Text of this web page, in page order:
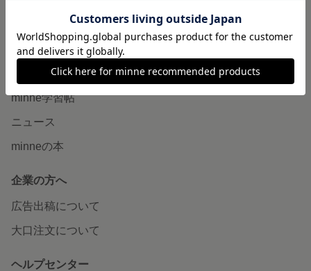
販売支援企画・イベント
読みもの
minneとものづくりと
minne学習帖
ニュース
minneの本
企業の方へ
広告出稿について
大口注文について
ヘルプセンター